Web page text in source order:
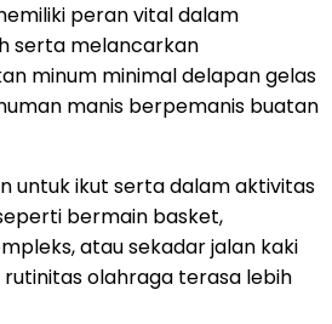
peran vital dalam
serta melancarkan
minum minimal delapan gelas
manis berpemanis buatan
untuk ikut serta dalam aktivitas
bermain basket,
atau sekadar jalan kaki
olahraga terasa lebih